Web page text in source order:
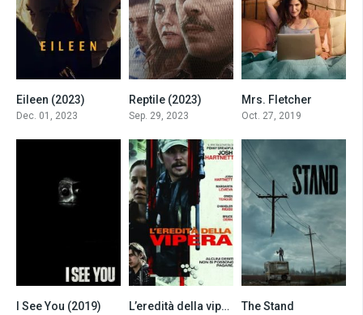
Eileen (2023)
Dec. 01, 2023
Reptile (2023)
Sep. 29, 2023
Mrs. Fletcher
Oct. 27, 2019
6.8
I See You (2019) 5.2L’eredità della vipera (2020) The Stand